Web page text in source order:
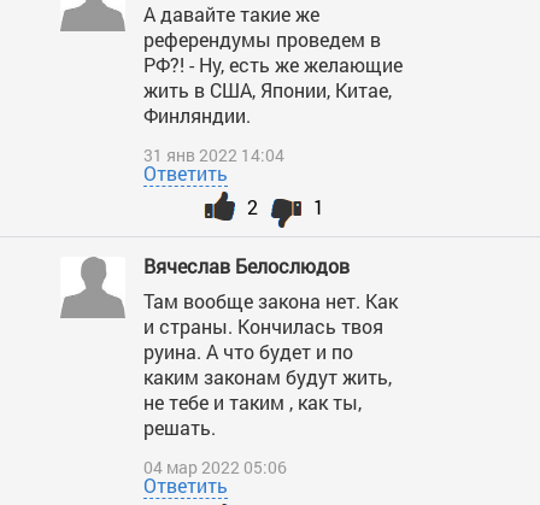
А давайте такие же
референдумы проведем в
РФ?! - Ну, есть же желающие
жить в США, Японии, Китае,
Финляндии.
31 янв 2022 14:04
Ответить
1
2
Вячеслав Белослюдов
Там вообще закона нет. Как
и страны. Кончилась твоя
руина. А что будет и по
каким законам будут жить,
не тебе и таким , как ты,
решать.
04 мар 2022 05:06
Ответить